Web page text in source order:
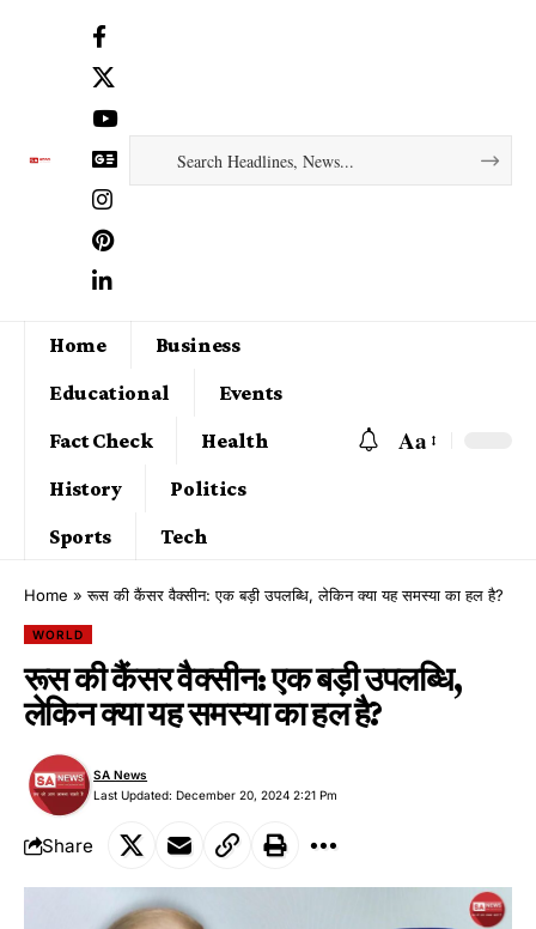
Home
Business
Educational
Events
Fact Check
Health
History
Politics
Sports
Tech
Aa
Home »रूस की कैंसर वैक्सीन: एक बड़ी उपलब्धि, लेकिन क्या यह समस्या का हल है?
WORLD
रूस की कैंसर वैक्सीन: एक बड़ी उपलब्धि,
लेकिन क्या यह समस्या का हल है?
Last Updated: December 20, 2024 2:21 Pm
SA News
Share